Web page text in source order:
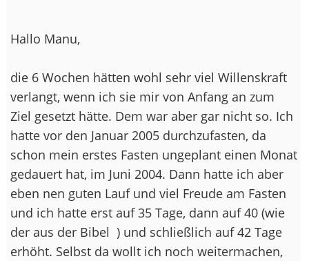
Hallo Manu,
die 6 Wochen hätten wohl sehr viel Willenskraft
verlangt, wenn ich sie mir von Anfang an zum
Ziel gesetzt hätte. Dem war aber gar nicht so. Ich
hatte vor den Januar 2005 durchzufasten, da
schon mein erstes Fasten ungeplant einen Monat
gedauert hat, im Juni 2004. Dann hatte ich aber
eben nen guten Lauf und viel Freude am Fasten
und ich hatte erst auf 35 Tage, dann auf 40 (wie
der aus der Bibel ) und schließlich auf 42 Tage
erhöht. Selbst da wollt ich noch weitermachen,